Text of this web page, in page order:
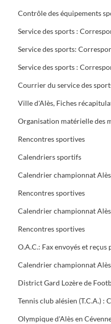
Contrôle des équipements
Service des sports :
Service des sports:
Courrier du service des
Ville d'Alès, Fiches
Organisation matérielle des
Rencontres sportives
Calendriers sportifs
Calendrier championnat
Rencontres sportives
Calendrier championnat
Rencontres sportives
O.A.C.: Fax envoyés et reçus
Calendrier championnat
Tennis club alésien (T.C.A.) :